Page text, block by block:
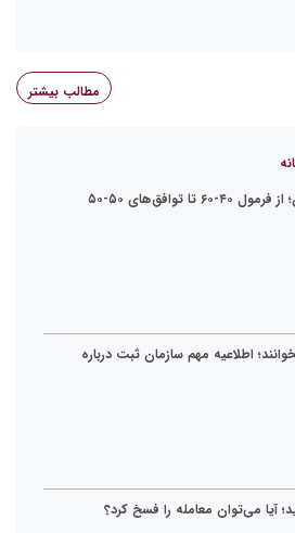
مطالب بیشتر
توافق‌های ۵۰-۵۰
اطلاعیه مهم سازمان ثبت درباره
آیا می‌توان معامله را فسخ کرد؟